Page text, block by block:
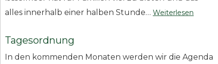
alles innerhalb einer halben Stunde… Weiterlesen
Tagesordnung
In den kommenden Monaten werden wir die Agenda